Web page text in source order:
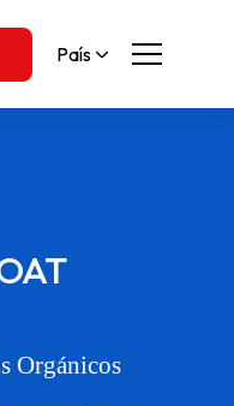
País
Orgánicos